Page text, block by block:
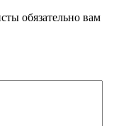
обязательно вам